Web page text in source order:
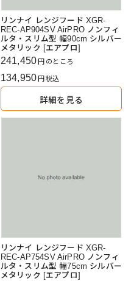
リンナイ レンジフード XGR-
REC-AP904SV AirPRO ノンフィ
ルタ・スリム型 幅90cm シルバー
メタリック [エアプロ]
241,450 のところ
134,950 税込
詳細を見る
リンナイ レンジフード XGR-
REC-AP754SV AirPRO ノンフィ
ルタ・スリム型 幅75cm シルバー
メタリック [エアプロ]